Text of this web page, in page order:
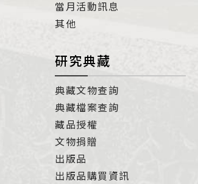
當月活動訊息
其他
研究典藏
典藏文物查詢
典藏檔案查詢
藏品授權
文物捐贈
出版品
出版品購買資訊